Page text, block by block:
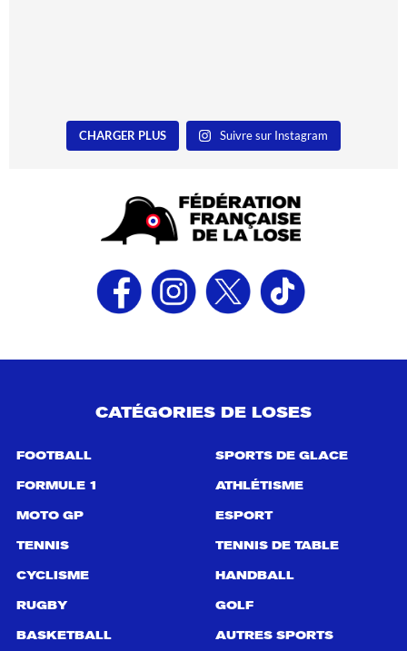
CHARGER PLUS Suivre sur Instagram
CATÉGORIES DE LOSES
FOOTBALL
FORMULE 1
MOTO GP
TENNIS
CYCLISME
RUGBY
BASKETBALL
SPORTS DE GLACE
ATHLÉTISME
ESPORT
TENNIS DE TABLE
HANDBALL
GOLF
AUTRES SPORTS